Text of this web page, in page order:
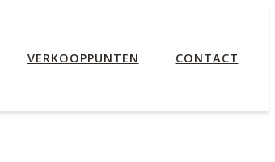
VERKOOPPUNTEN
CONTACT